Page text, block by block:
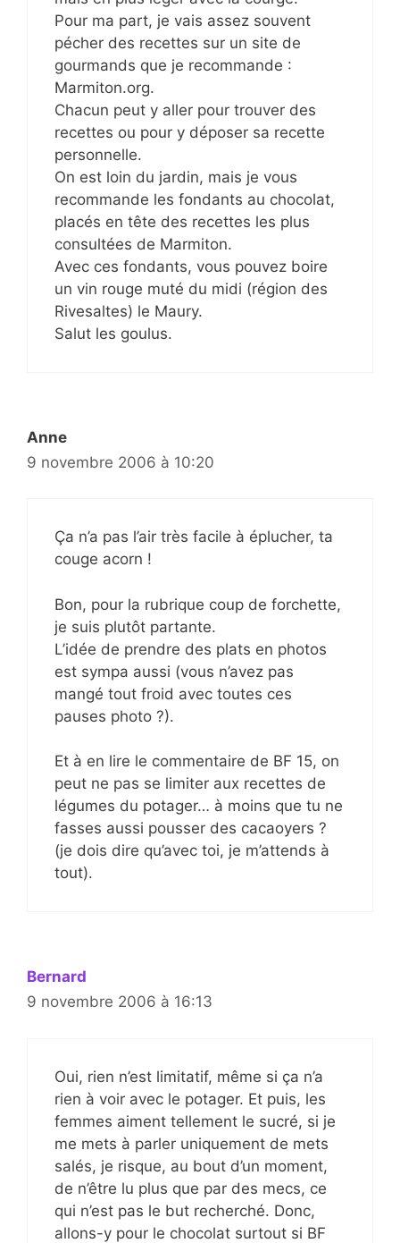
Pour ma part, je vais assez souvent
pécher des recettes sur un site de
gourmands que je recommande :
Marmiton.org.
Chacun peut y aller pour trouver des
recettes ou pour y déposer sa recette
personnelle.
On est loin du jardin, mais je vous
recommande les fondants au chocolat,
placés en tête des recettes les plus
consultées de Marmiton.
Avec ces fondants, vous pouvez boire
un vin rouge muté du midi (région des
Rivesaltes) le Maury.
Salut les goulus.
Anne
9 novembre 2006 à 10:20
Ça n’a pas l’air très facile à éplucher, ta
couge acorn !
Bon, pour la rubrique coup de forchette,
je suis plutôt partante.
L’idée de prendre des plats en photos
est sympa aussi (vous n’avez pas
mangé tout froid avec toutes ces
pauses photo ?).
Et à en lire le commentaire de BF 15, on
peut ne pas se limiter aux recettes de
légumes du potager… à moins que tu ne
fasses aussi pousser des cacaoyers ?
(je dois dire qu’avec toi, je m’attends à
tout).
Bernard
9 novembre 2006 à 16:13
Oui, rien n’est limitatif, même si ça n’a
rien à voir avec le potager. Et puis, les
femmes aiment tellement le sucré, si je
me mets à parler uniquement de mets
salés, je risque, au bout d’un moment,
de n’être lu plus que par des mecs, ce
qui n’est pas le but recherché. Donc,
allons-y pour le chocolat surtout si BF